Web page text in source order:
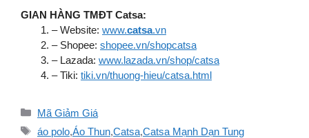
GIAN HÀNG TMĐT Catsa:
– Website: www.catsa.vn
– Shopee: shopee.vn/shopcatsa
– Lazada: www.lazada.vn/shop/catsa
– Tiki: tiki.vn/thuong-hieu/catsa.html
Danh
mục
Mã Giảm Giá
Thẻ
áo polo,Áo Thun,Catsa,Catsa Mạnh Dạn Tung